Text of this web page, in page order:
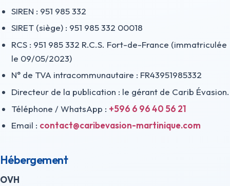
SIREN : 951 985 332
SIRET (siège) : 951 985 332 00018
RCS : 951 985 332 R.C.S. Fort-de-France (immatriculée
le 09/05/2023)
N° de TVA intracommunautaire : FR43951985332
Directeur de la publication : le gérant de Carib Évasion.
Téléphone / WhatsApp : +596 6 96 40 56 21
Email : contact@caribevasion-martinique.com
Hébergement
OVH